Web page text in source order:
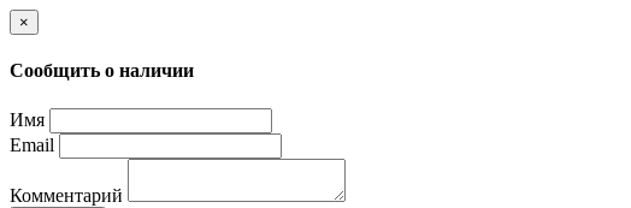
×
Сообщить о наличии
Имя
Email
Комментарий